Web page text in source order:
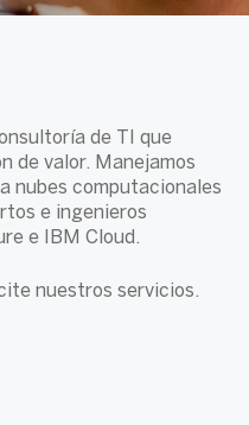
de TI que
de valor. Manejamos
nubes computacionales
e ingenieros
e IBM Cloud.
nuestros servicios.